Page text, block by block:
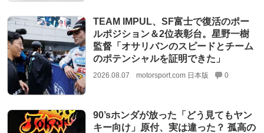
TEAM IMPUL、SF富士で復活のポー
ルポジション＆2位表彰台。星野一樹
監督「オサリバンのスピードとチーム
のポテンシャルを証明できた」
2026.08.07 motorsport.com 日本版 0
90’sホンダが放った「どう見てもヤン
キー向け」原付、実は違った？ 孤高の